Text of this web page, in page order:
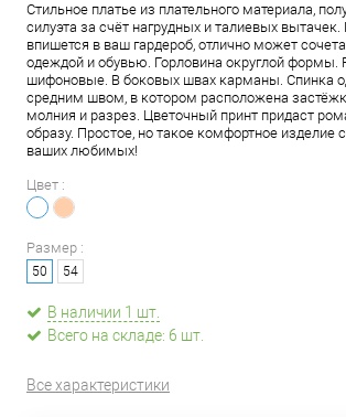
Стильное платье из плательного материала,
силуэта за счёт нагрудных и талиевых
впишется в ваш гардероб, отлично может
одеждой и обувью. Горловина округлой формы.
шифоновые. В боковых швах карманы. Спинка
средним швом, в котором расположена
молния и разрез. Цветочный принт придаст
образу. Простое, но такое комфортное изделие
ваших любимых!
Цвет :
Размер :
50 54
В наличии 1 шт.
Всего на складе: 6 шт.
Все характеристики